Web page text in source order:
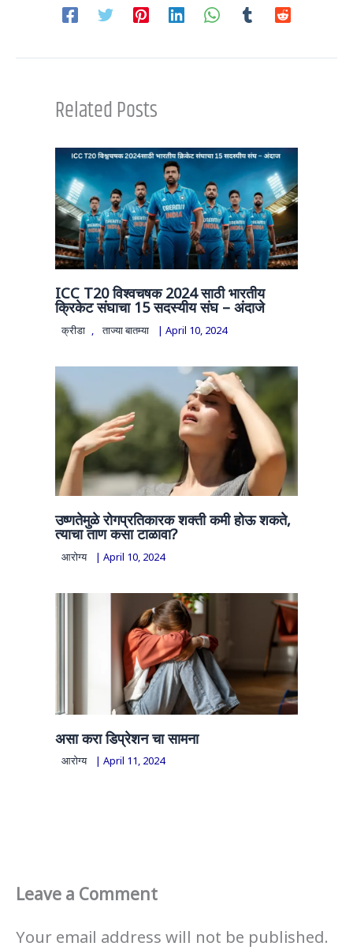
Related Posts
ICC T20 विश्वचषक 2024 साठी भारतीय
क्रिकेट संघाचा 15 सदस्यीय संघ – अंदाजे
क्रीडा ताज्या बातम्या | April 10, 2024
उष्णतेमुळे रोगप्रतिकारक शक्ती कमी होऊ शकते,
त्याचा ताण कसा टाळावा?
आरोग्य | April 10, 2024
असा करा डिप्रेशन चा सामना
आरोग्य | April 11, 2024
Leave a Comment
Your email address will not be published.